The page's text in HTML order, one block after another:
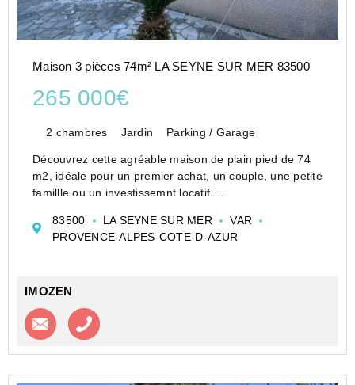
Maison 3 pièces 74m² LA SEYNE SUR MER 83500
265 000€
2 chambres Jardin Parking / Garage
Découvrez cette agréable maison de plain pied de 74
m2, idéale pour un premier achat, un couple, une petite
famillle ou un investissemnt locatif.
d'une cuisine semi-ouverte sur séjour, de deux ch...
83500 LA SEYNE SUR MER
VAR
PROVENCE-ALPES-COTE-D-AZUR
IMOZEN
Contacter l'agence